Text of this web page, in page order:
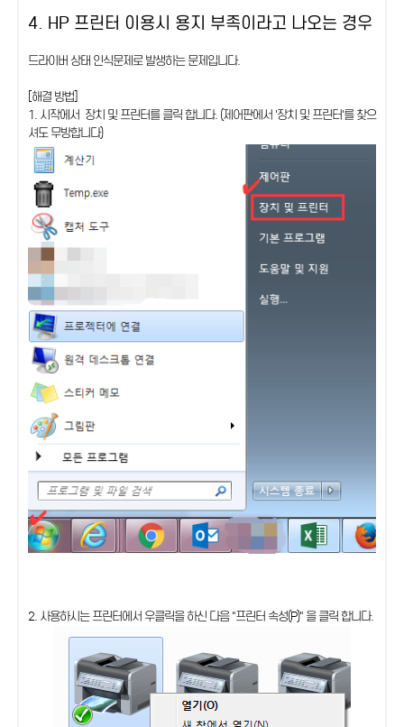
4. HP 프린터 이용시 용지 부족이라고 나오는 경우
드라이버 상태 인식문제로 발생하는 문제입니다.
[해결 방법]
1. 시작에서 장치 및 프린터를 클릭 합니다. (제어판에서 '장치 및 프린터'를 찾으
셔도 무방합니다)
2. 사용하시는 프린터에서 우클릭을 하신 다음 "프린터 속성(P)" 을 클릭 합니다.